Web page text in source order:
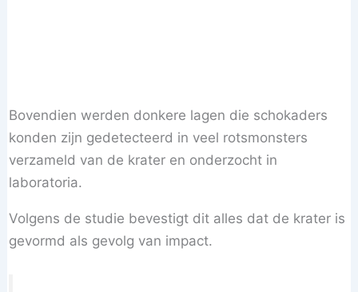
Bovendien werden donkere lagen die schokaders
konden zijn gedetecteerd in veel rotsmonsters
verzameld van de krater en onderzocht in
laboratoria.
Volgens de studie bevestigt dit alles dat de krater is
gevormd als gevolg van impact.